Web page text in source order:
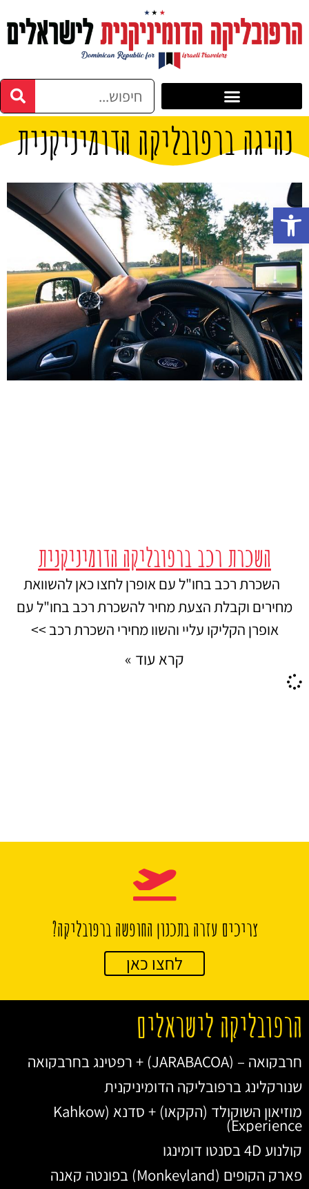
נהיגה ברפובליקה הדומיניקנית
השכרת רכב ברפובליקה הדומיניקנית
השכרת רכב בחו"ל עם אופרן לחצו כאן להשוואת
מחירים וקבלת הצעת מחיר להשכרת רכב בחו"ל עם
אופרן הקליקו עליי והשוו מחירי השכרת רכב >>
קרא עוד »
צריכים עזרה בתכנון החופשה ברפובליקה?
לחצו כאן
הרפובליקה לישראלים
חרבקואה – (JARABACOA) + רפטינג בחרבקואה
שנורקלינג ברפובליקה הדומיניקנית
מוזיאון השוקולד (הקקאו) + סדנא (Kahkow
Experience)
קולנוע 4D בסנטו דומינגו
פארק הקופים (Monkeyland) בפונטה קאנה
פתח סרגל נגישות